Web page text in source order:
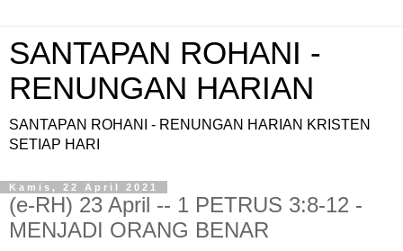
SANTAPAN ROHANI -
RENUNGAN HARIAN
SANTAPAN ROHANI - RENUNGAN HARIAN KRISTEN
SETIAP HARI
Kamis, 22 April 2021
(e-RH) 23 April -- 1 PETRUS 3:8-12 -
MENJADI ORANG BENAR